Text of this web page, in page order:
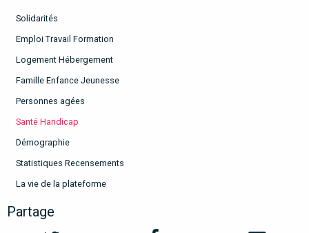
Solidarités
Emploi Travail Formation
Logement Hébergement
Famille Enfance Jeunesse
Personnes agées
Santé Handicap
Démographie
Statistiques Recensements
La vie de la plateforme
Partage